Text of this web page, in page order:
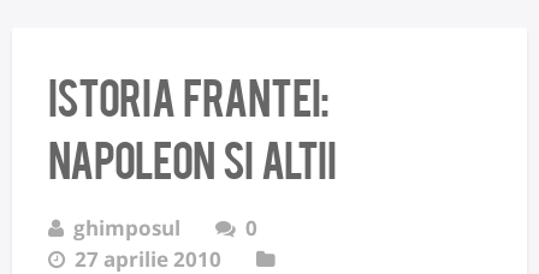
istoria Frantei:
Napoleon si altii
ghimposul
0
27 aprilie 2010